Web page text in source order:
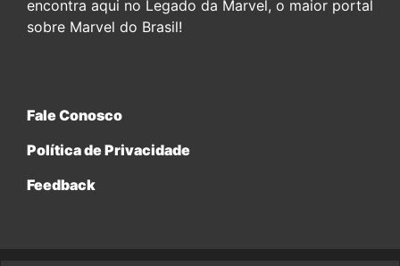
encontra aqui no Legado da Marvel, o maior portal
sobre Marvel do Brasil!
Fale Conosco
Política de Privacidade
Feedback